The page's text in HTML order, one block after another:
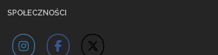
SPOŁECZNOŚCI